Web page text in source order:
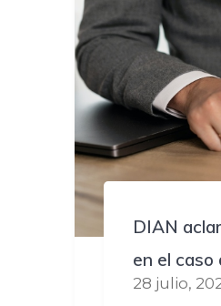
DIAN
en el caso
28 julio,